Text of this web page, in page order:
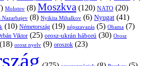
Molotov (8) Moszkva (120) NATO (20)
Nazarbajev (8) Nyikita Mihalkov (6) Nyugat (41)
(10) Németország (19) népszavazás (5) Obama (7)
Viktor (25) orosz-ukrán háború (30) Orosz
(18) orosz nyelv (9) oroszok (23)